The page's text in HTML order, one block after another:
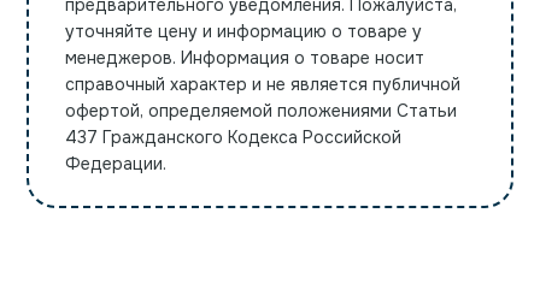
предварительного уведомления. Пожалуйста,
уточняйте цену и информацию о товаре у
менеджеров. Информация о товаре носит
справочный характер и не является публичной
офертой, определяемой положениями Статьи
437 Гражданского Кодекса Российской
Федерации.